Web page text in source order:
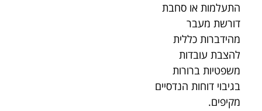
התעלמות או סחבת
דורשת מעבר
מהידברות כללית
להצבת עובדות
משפטיות ברורות
בגיבוי דוחות הנדסיים
מקיפים.